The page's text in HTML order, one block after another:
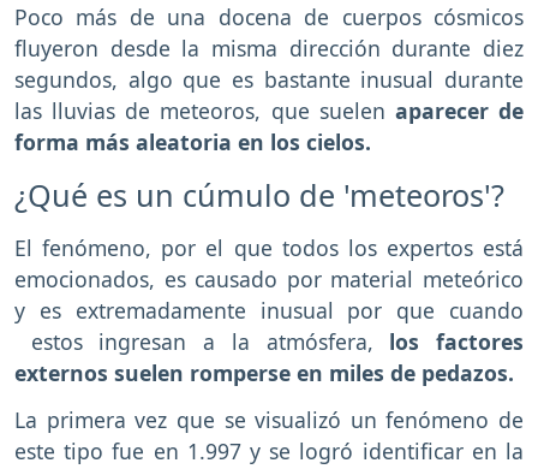
Poco más de una docena de cuerpos cósmicos
fluyeron desde la misma dirección durante diez
segundos, algo que es bastante inusual durante
las lluvias de meteoros, que suelen aparecer de
forma más aleatoria en los cielos.
¿Qué es un cúmulo de 'meteoros'?
El fenómeno, por el que todos los expertos está
emocionados, es causado por material meteórico
y es extremadamente inusual por que cuando
estos ingresan a la atmósfera, los factores
externos suelen romperse en miles de pedazos.
La primera vez que se visualizó un fenómeno de
este tipo fue en 1.997 y se logró identificar en la